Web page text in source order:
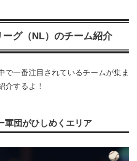
グ（NL）のチーム紹介
で一番注目されているチームが集ま
介するよ！
軍団がひしめくエリア